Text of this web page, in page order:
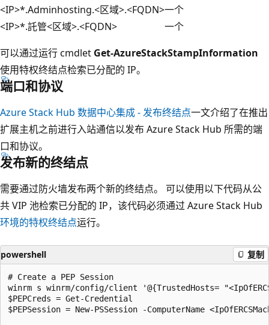
<IP>*.Adminhosting.<区域>.<FQDN>一个
<IP>*.託管<区域>.<FQDN>
一个
可以通过运行 cmdlet Get-AzureStackStampInformation
使用特权终结点检索已分配的 IP。
端口和协议
Azure Stack Hub 数据中心集成 - 发布终结点一文介绍了在推出
扩展主机之前进行入站通信以发布 Azure Stack Hub 所需的端
口和协议。
发布新的终结点
需要通过防火墙发布两个新的终结点。 可以使用以下代码从公
共 VIP 池检索已分配的 IP，该代码必须通过 Azure Stack Hub
环境的特权终结点运行。
powershell 复制
# Create a PEP Session
winrm s winrm/config/client '@{TrustedHosts=
$PEPCreds = Get-Credential
$PEPSession = New-PSSession -ComputerName